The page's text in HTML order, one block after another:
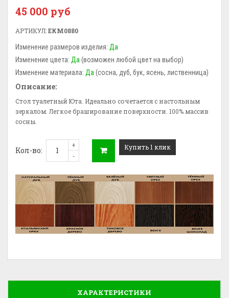
45 000 руб
АРТИКУЛ:ЕКМ0880
Изменение размеров изделия: Да
Изменение цвета: Да (возможен любой цвет на выбор)
Изменение материала: Да (сосна, дуб, бук, ясень, лиственница)
Описание:
Стол туалетный Юта. Идеально сочетается с настольным
зеркалом. Легкое браширование поверхности. 100% массив
сосны.
Кол-во:
+
-
Купить 1 клик
ХАРАКТЕРИСТИКИ